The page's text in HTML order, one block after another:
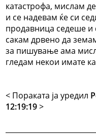
катастрофа, мислам
и се надевам ќе си
продавница седеше
сакам дрвено да
за пишување ама
гледам некои имате
< Поракaта ја уредил
12:19:19>